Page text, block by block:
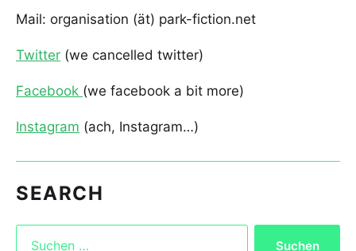
Mail: organisation (ät) park-fiction.net
Twitter (we cancelled twitter)
Facebook (we facebook a bit more)
Instagram (ach, Instagram…)
SEARCH